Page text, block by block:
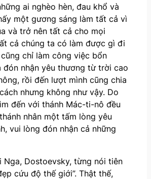
ai nghèo hèn, đau khổ và
một gương sáng làm tất cả vì
và trở nên tất cả cho mọi
cả chúng ta có làm được gì đi
chỉ làm công việc bổn
đón nhận yêu thương từ trời cao
rồi đến lượt mình cũng chia
nhưng không như vậy. Do
đến với thánh Mác-ti-nô đều
nhân một tấm lòng yêu
vui lòng đón nhận cả những
Nga, Dostoevsky, từng nói tiên
cứu độ thế giới”. Thật thế,